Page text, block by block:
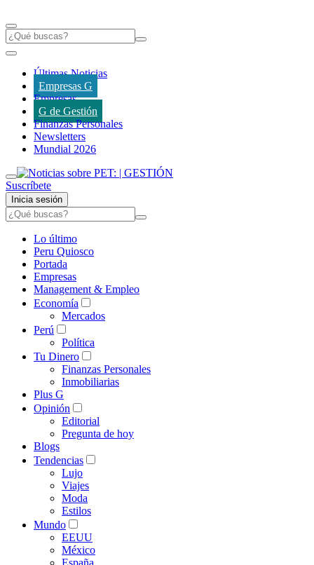
Últimas Noticias
Empresas G
Empresas
G de Gestión
Finanzas Personales
Newsletters
Mundial 2026
Suscríbete
Inicia sesión
Lo último
Peru Quiosco
Portada
Empresas
Management & Empleo
Economía
Mercados
Perú
Política
Tu Dinero
Finanzas Personales
Inmobiliarias
Plus G
Opinión
Editorial
Pregunta de hoy
Blogs
Tendencias
Lujo
Viajes
Moda
Estilos
Mundo
EEUU
México
España